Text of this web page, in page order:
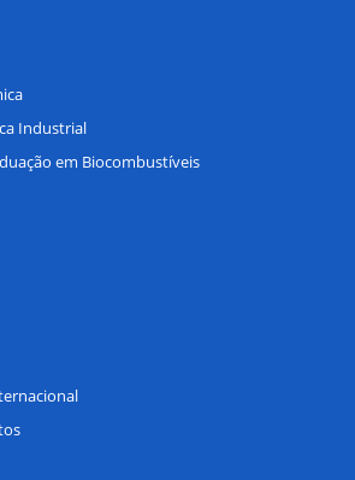
Industrial
em Biocombustíveis